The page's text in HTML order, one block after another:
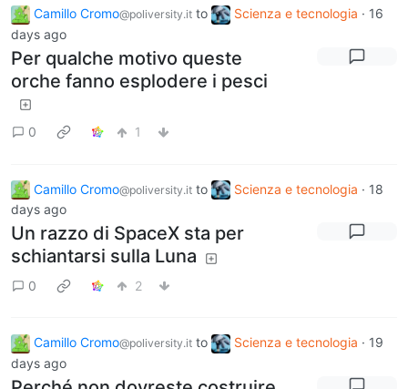
Camillo Cromo@poliversity.it to Scienza e tecnologia · 16
days ago
Per qualche motivo queste
orche fanno esplodere i pesci
0 1
Camillo Cromo@poliversity.it to Scienza e tecnologia · 18
days ago
Un razzo di SpaceX sta per
schiantarsi sulla Luna
0 2
Camillo Cromo@poliversity.it to Scienza e tecnologia · 19
days ago